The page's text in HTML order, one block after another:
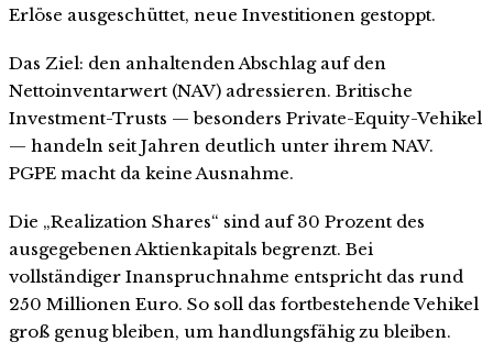
Erlöse ausgeschüttet, neue Investitionen gestoppt.
Das Ziel: den anhaltenden Abschlag auf den
Nettoinventarwert (NAV) adressieren. Britische
Investment-Trusts — besonders Private-Equity-Vehikel
— handeln seit Jahren deutlich unter ihrem NAV.
PGPE macht da keine Ausnahme.
Die „Realization Shares“ sind auf 30 Prozent des
ausgegebenen Aktienkapitals begrenzt. Bei
vollständiger Inanspruchnahme entspricht das rund
250 Millionen Euro. So soll das fortbestehende Vehikel
groß genug bleiben, um handlungsfähig zu bleiben.